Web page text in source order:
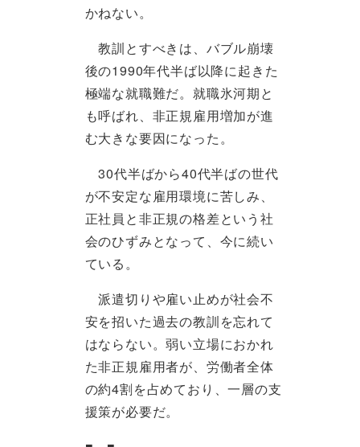
かねない。
教訓とすべきは、バブル崩壊
後の1990年代半ば以降に起きた
極端な就職難だ。就職氷河期と
も呼ばれ、非正規雇用増加が進
む大きな要因になった。
30代半ばから40代半ばの世代
が不安定な雇用環境に苦しみ、
正社員と非正規の格差という社
会のひずみとなって、今に続い
ている。
派遣切りや雇い止めが社会不
安を招いた過去の教訓を忘れて
はならない。弱い立場におかれ
た非正規雇用者が、労働者全体
の約4割を占めており、一層の支
援策が必要だ。